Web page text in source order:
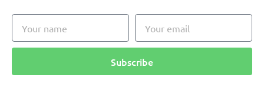
Subscribe